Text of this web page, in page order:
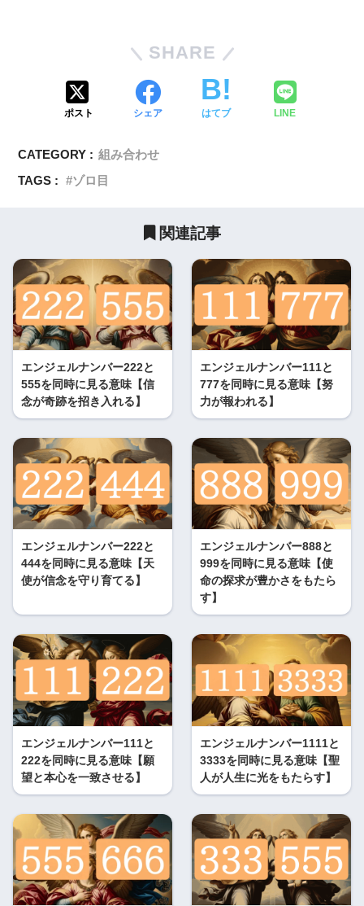
SHARE
ポスト シェア はてブ LINE
CATEGORY : 組み合わせ
TAGS :
ゾロ目
関連記事
エンジェルナンバー222と
555を同時に見る意味【信
念が奇跡を招き入れる】
エンジェルナンバー111と
777を同時に見る意味【努
力が報われる】
エンジェルナンバー222と
444を同時に見る意味【天
使が信念を守り育てる】
エンジェルナンバー888と
999を同時に見る意味【使
命の探求が豊かさをもたら
す】
エンジェルナンバー111と
222を同時に見る意味【願
望と本心を一致させる】
エンジェルナンバー1111と
3333を同時に見る意味【聖
人が人生に光をもたらす】